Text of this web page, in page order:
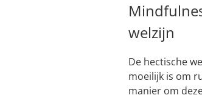
welzijn
De hectische
moeilijk is om
manier om